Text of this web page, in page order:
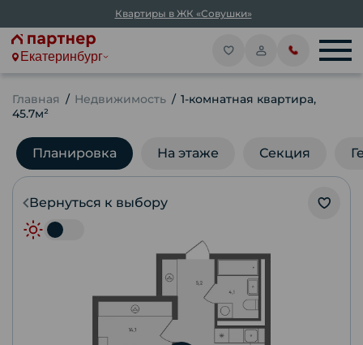
Квартиры в ЖК «Совушки»
Екатеринбург
Главная Недвижимость
1-комнатная квартира,
45.7м²
Планировка На этаже Секция
Вернуться к выбору